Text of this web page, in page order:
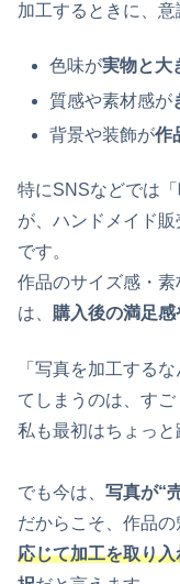
加工するときに、
色味が実物と大
質感や素材感が
背景や装飾が作
特にSNSなどでは
が、ハンドメイド販
です。
作品のサイズ感・
は、 購入後の満足感
「写真を加工する
てしまうのは、すご
私も最初はちょっ
でも今は、 写真が“
だからこそ、作品の
応じて加工を取り